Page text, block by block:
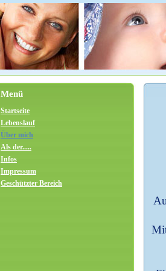
Menü
Startseite
Lebenslauf
Über mich
Als der.....
Infos
Impressum
Geschützter Bereich
M